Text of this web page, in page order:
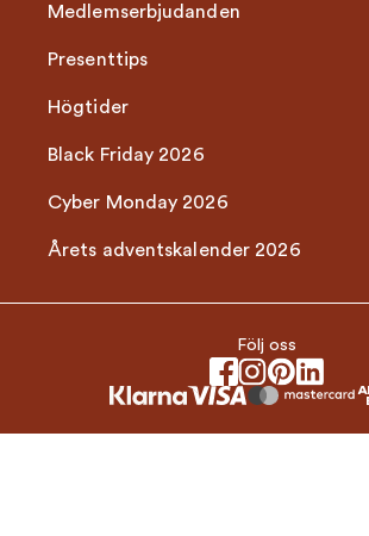
Medlemserbjudanden
Presenttips
Högtider
Black Friday 2026
Cyber Monday 2026
Årets adventskalender 2026
Följ oss